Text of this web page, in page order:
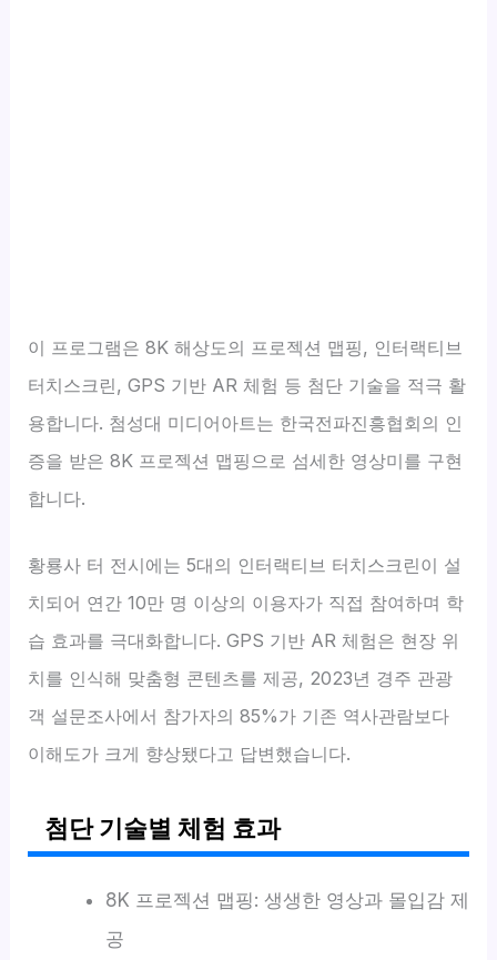
이 프로그램은 8K 해상도의 프로젝션 맵핑, 인터랙티브
터치스크린, GPS 기반 AR 체험 등 첨단 기술을 적극 활
용합니다. 첨성대 미디어아트는 한국전파진흥협회의 인
증을 받은 8K 프로젝션 맵핑으로 섬세한 영상미를 구현
합니다.
황룡사 터 전시에는 5대의 인터랙티브 터치스크린이 설
치되어 연간 10만 명 이상의 이용자가 직접 참여하며 학
습 효과를 극대화합니다. GPS 기반 AR 체험은 현장 위
치를 인식해 맞춤형 콘텐츠를 제공, 2023년 경주 관광
객 설문조사에서 참가자의 85%가 기존 역사관람보다
이해도가 크게 향상됐다고 답변했습니다.
첨단 기술별 체험 효과
8K 프로젝션 맵핑: 생생한 영상과 몰입감 제
공